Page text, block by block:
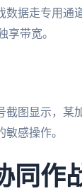
据走专用通
享带宽。
图显示，某
感操作。
同作